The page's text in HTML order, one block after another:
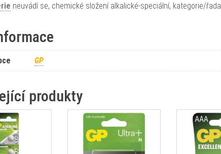
neuvádí se, chemické složení alkalické-speciální, kategorie/řada
GP
produkty